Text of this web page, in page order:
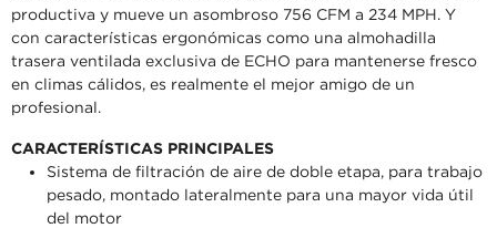
productiva y mueve un asombroso 756 CFM a 234 MPH. Y
con características ergonómicas como una almohadilla
trasera ventilada exclusiva de ECHO para mantenerse fresco
en climas cálidos, es realmente el mejor amigo de un
profesional.
CARACTERÍSTICAS PRINCIPALES
Sistema de filtración de aire de doble etapa, para trabajo
pesado, montado lateralmente para una mayor vida útil
del motor